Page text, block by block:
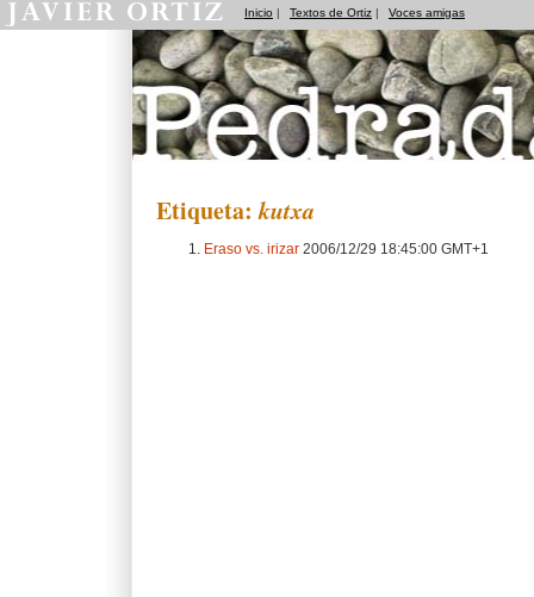
Inicio | Textos de Ortiz | Voces amigas
Etiqueta:kutxa
Eraso vs. irizar 2006/12/29 18:45:00 GMT+1